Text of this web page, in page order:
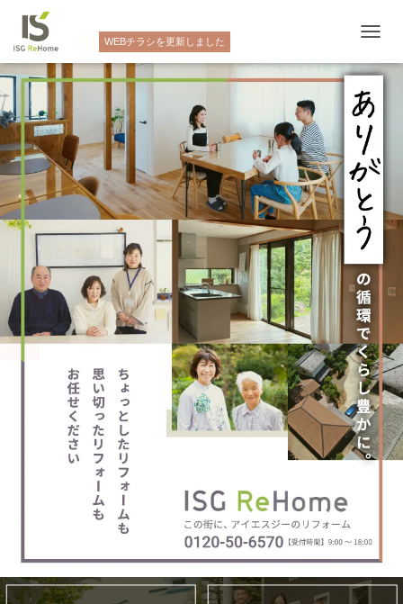
WEBチラシを更新しました
ビ
ゲ
ー
シ
ョ
を
り
え